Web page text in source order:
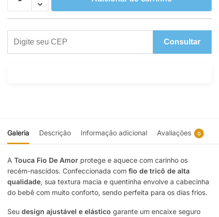
Consultar
Galeria Descrição Informação adicional Avaliações 0
A Touca Fio De Amor protege e aquece com carinho os
recém-nascidos. Confeccionada com fio de tricô de alta
qualidade, sua textura macia e quentinha envolve a cabecinha
do bebê com muito conforto, sendo perfeita para os dias frios.
Seu design ajustável e elástico garante um encaixe seguro